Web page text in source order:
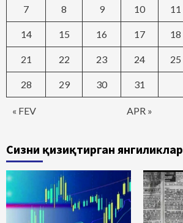
« FEV APR »
7 8 9 10 11
14 15 16 17 18
21 22 23 24 25
28 29 30 31
Сизни қизиқтирган янгиликлар